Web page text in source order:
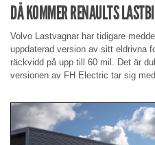
DÅ KOMMER RENAULTS
Volvo Lastvagnar har tidigare
uppdaterad version av sitt eldrivna
räckvidd på upp till 60 mil. Det är
versionen av FH Electric tar sig